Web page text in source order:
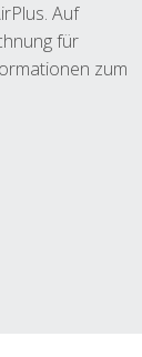
Auf
für
zum